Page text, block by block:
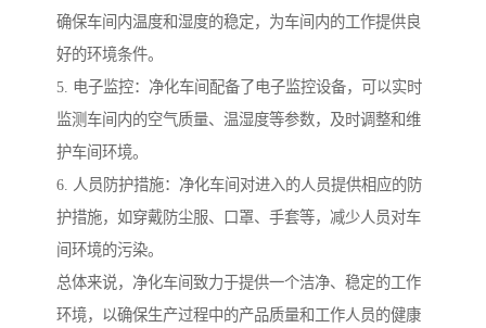
确保车间内温度和湿度的稳定，为车间内的工作提供良
好的环境条件。
5. 电子监控：净化车间配备了电子监控设备，可以实时
监测车间内的空气质量、温湿度等参数，及时调整和维
护车间环境。
6. 人员防护措施：净化车间对进入的人员提供相应的防
护措施，如穿戴防尘服、口罩、手套等，减少人员对车
间环境的污染。
总体来说，净化车间致力于提供一个洁净、稳定的工作
环境，以确保生产过程中的产品质量和工作人员的健康